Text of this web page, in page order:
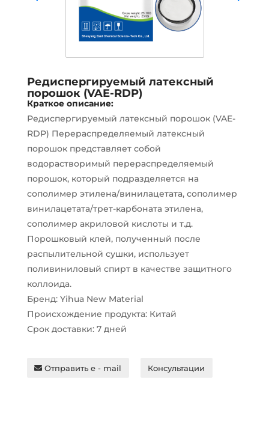
Редиспергируемый латексный
порошок (VAE-RDP)
Краткое описание:
Редиспергируемый латексный порошок (VAE-
RDP) Перераспределяемый латексный
порошок представляет собой
водорастворимый перераспределяемый
порошок, который подразделяется на
сополимер этилена/винилацетата, сополимер
винилацетата/трет-карбоната этилена,
сополимер акриловой кислоты и т.д.
Порошковый клей, полученный после
распылительной сушки, использует
поливиниловый спирт в качестве защитного
коллоида.
Бренд: Yihua New Material
Происхождение продукта: Китай
Срок доставки: 7 дней
Отправить e - mail Консультации